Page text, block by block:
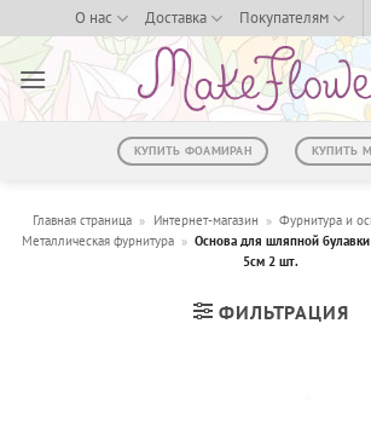
to
content
О нас Доставка Покупателям
КУПИТЬ ФОАМИРАН КУПИТЬ
Главная страница » Интернет-магазин » Фурнитура и
Металлическая фурнитура » Основа для шляпной
5см 2 шт.
ФИЛЬТРАЦИЯ